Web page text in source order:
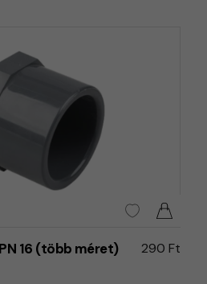
16 (több méret) 290 Ft